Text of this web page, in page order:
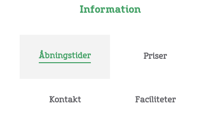
Information
Åbningstider Priser
Kontakt Faciliteter